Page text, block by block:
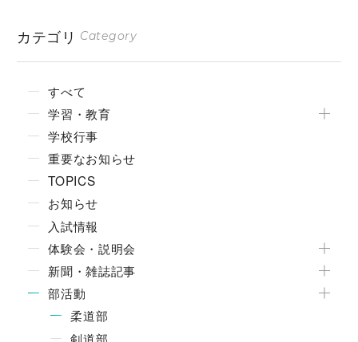
カテゴリ Category
すべて
学習・教育
学校行事
重要なお知らせ
TOPICS
お知らせ
入試情報
体験会・説明会
新聞・雑誌記事
部活動
柔道部
剣道部